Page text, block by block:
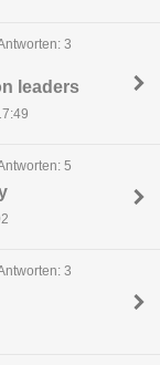
3
leaders
5
3